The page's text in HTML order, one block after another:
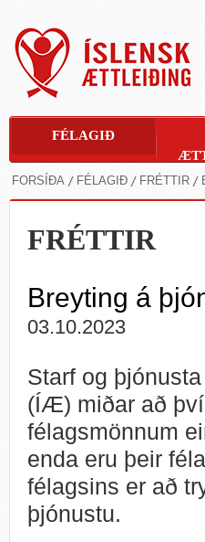
FORSÍÐA FÉLAGIÐ FRÉTTIR
FRÉTTIR
Breyting á
03.10.2023
Starf og
(ÍÆ) miðar að
félagsmönnum
enda eru þeir
félagsins er að
þjónustu.
FÉLAGIÐ